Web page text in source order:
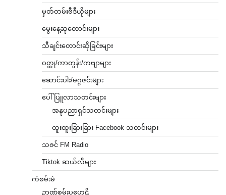
မှတ်တမ်းဗီဒီယိုများ
မွေးနေ့ဆုတောင်းများ
သီချင်းတောင်းဆိုခြင်းများ
ဝတ္ထု/ကာတွန်း/ကဗျာများ
ဆောင်းပါး/မဂ္ဂဇင်းများ
ပေါ်ပြူလာသတင်းများ
အနုပညာရှင်သတင်းများ
ထူးထူးခြားခြား Facebook သတင်းများ
သဇင် FM Radio
Tiktok ဆယ်လီများ
ကံစမ်းမဲ
ဉာဏ်စမ်းပဟေဠိ